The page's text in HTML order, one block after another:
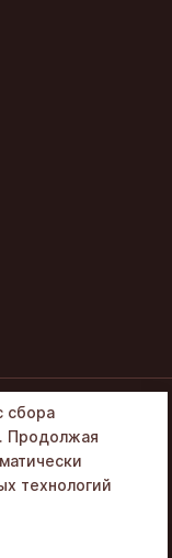
сбора
Продолжая
технологий